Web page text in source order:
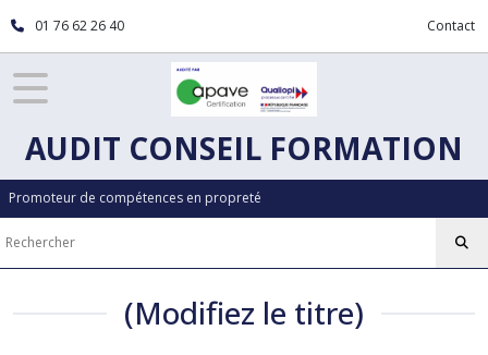
01 76 62 26 40 Contact
AUDIT CONSEIL FORMATION
Promoteur de compétences en propreté
(Modifiez le titre)